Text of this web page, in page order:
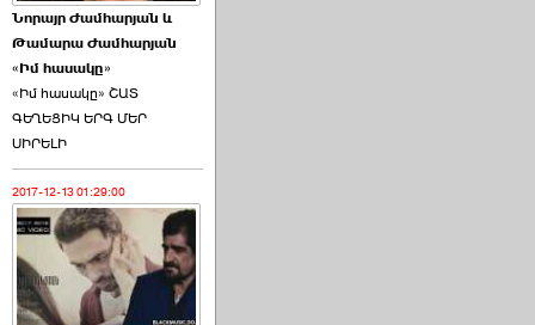
Որպես ընդդիմադիր
ընտրող՝ ›››
Նորայր Ժամհարյան և
Թամարա Ժամհարյան
«Իմ հասակը»
«Իմ հասակը» ՇԱՏ
ԳԵՂԵՑԻԿ ԵՐԳ ՄԵՐ
ՍԻՐԵԼԻ
2017-12-13 01:29:00